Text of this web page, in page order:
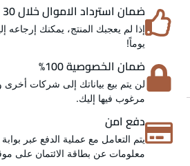
ضمان استرداد الاموال خلال 30 يوم
يوماً!
ضمان الخصوصية 100%
لن يتم بيع بياناتك إلى شركات أخرى
مرغوب فيها إليك.
دفع امن
يتم التعامل مع عملية الدفع عبر
معلومات عن بطاقة الائتمان على